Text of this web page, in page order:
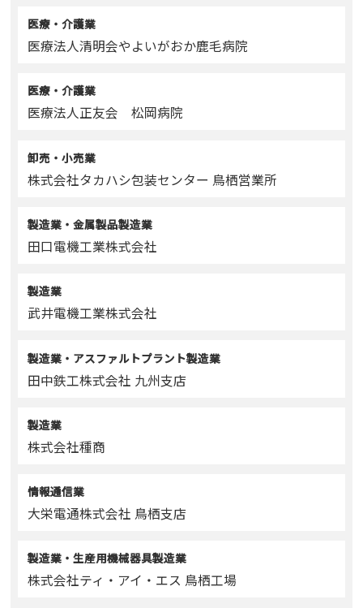
医療・介護業
医療法人清明会やよいがおか鹿毛病院
医療・介護業
医療法人正友会 松岡病院
卸売・小売業
株式会社タカハシ包装センター 鳥栖営業所
製造業・金属製品製造業
田口電機工業株式会社
製造業
武井電機工業株式会社
製造業・アスファルトプラント製造業
田中鉄工株式会社 九州支店
製造業
株式会社種商
情報通信業
大栄電通株式会社 鳥栖支店
製造業・生産用機械器具製造業
株式会社ティ・アイ・エス 鳥栖工場